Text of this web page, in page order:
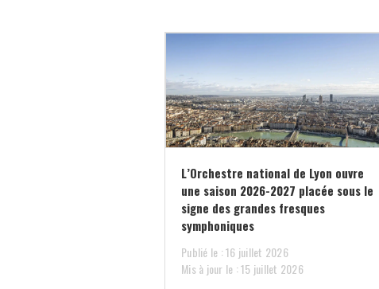
L’Orchestre national de Lyon ouvre
une saison 2026-2027 placée sous le
signe des grandes fresques
symphoniques
Publié le : 16 juillet 2026
Mis à jour le : 15 juillet 2026